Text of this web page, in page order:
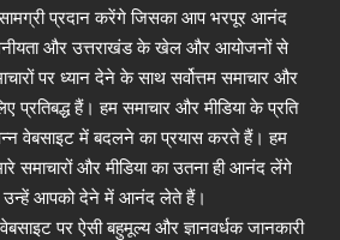
प्रदान करेंगे जिसका आप भरपूर आनंद
और उत्तराखंड के खेल और आयोजनों से
पर ध्यान देने के साथ सर्वोत्तम समाचार और
प्रतिबद्ध हैं। हम समाचार और मीडिया के प्रति
वेबसाइट में बदलने का प्रयास करते हैं। हम
समाचारों और मीडिया का उतना ही आनंद लेंगे
उन्हें आपको देने में आनंद लेते हैं।
पर ऐसी बहुमूल्य और ज्ञानवर्धक जानकारी